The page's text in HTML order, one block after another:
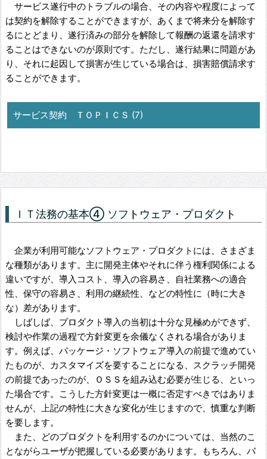
サービス遂行中のトラブルの場合、その内容や程度によって
は契約を解除することができますが、あくまで将来分を解除す
るにとどまり、遂行済みの部分を解除して報酬の返還を請求す
ることはできないのが原則です。ただし、遂行結果に問題があ
り、それに起因して損害が生じている場合は、損害賠償請求す
ることができます。
サービス契約 ＴＯＰＩＣＳ (7)
ＩＴ法務の基本④ ソフトウェア・プロダクト
企業が利用可能なソフトウェア・プロダクトには、さまざま
な種類があります。主に開発主体やそれに伴う権利関係による
違いですが、導入コスト、導入の容易さ、自社業務への適合
性、保守の容易さ、利用の継続性、などの特性に（時に大き
な）差があります。
しばしば、プロダクト導入の当初は十分な見極めができず、
検討や作業の過程で方針変更を余儀なくされる場合がありま
す。例えば、パッケージ・ソフトウェア導入の前提で進めてい
たものが、カスタマイズを要することになる、スクラッチ開発
の前提であったのが、ＯＳＳを組み込む必要が生じる、といっ
た場合です。こうした方針変更は一概に否定すべきではありま
せんが、上記の特性に大きな変化が生じますので、慎重な判断
を要します。
また、どのプロダクトを利用するのかについては、当然のこ
とながらユーザが把握している必要があります。もちろん、パ